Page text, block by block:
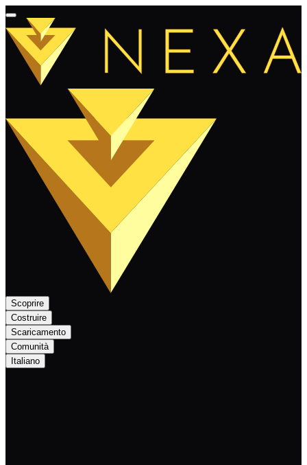
Scoprire
Costruire
Scaricamento
Comunità
Italiano